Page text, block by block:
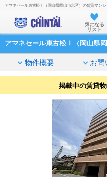
お部
アマネセール東古松Ⅰ（岡山県岡山市北区）の賃貸マンシ
気になる
リスト
アマネセール東古松Ⅰ（岡山県
物件概要 お問
掲載中の賃貸